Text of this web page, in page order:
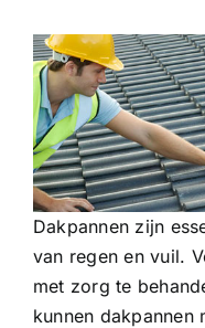
Dakpannen zijn
van regen en vuil.
met zorg te
kunnen dakpannen